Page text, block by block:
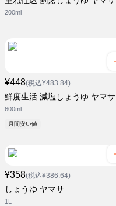
200ml
¥448(税込¥483.84)
鮮度生活 減塩しょうゆ ヤマサ
600ml
月間安い値
¥358(税込¥386.64)
しょうゆ ヤマサ
1L